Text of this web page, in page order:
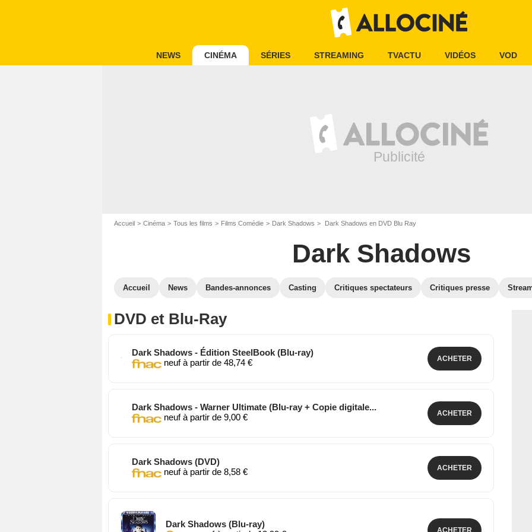
NEWS CINÉMA SÉRIES STREAMING TVACTU VIDÉOS VOD
Accueil Cinéma Tous les films Films Comédie Dark Shadows Dark Shadows en DVD Blu Ray
Dark Shadows
Accueil News Bandes-annonces Casting Critiques spectateurs Critiques presse
DVD et Blu-Ray
Dark Shadows - Édition SteelBook (Blu-ray)
neuf à partir de 48,74 €
ACHETER
Dark Shadows - Warner Ultimate (Blu-ray + Copie digitale...
neuf à partir de 9,00 €
ACHETER
Dark Shadows (DVD)
ACHETER